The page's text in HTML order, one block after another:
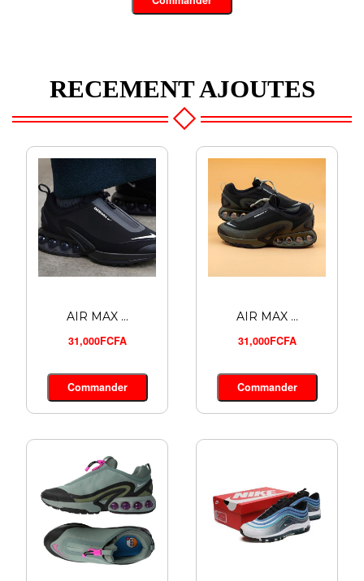
Commander
RECEMENT AJOUTES
AIR MAX ...
31,000FCFA
Commander
AIR MAX ...
31,000FCFA
Commander